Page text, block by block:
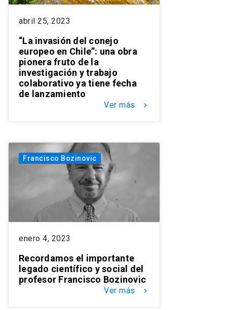
abril 25, 2023
“La invasión del conejo
europeo en Chile”: una obra
pionera fruto de la
investigación y trabajo
colaborativo ya tiene fecha
de lanzamiento
Ver más keyboard_arrow_right
Francisco Bozinovic
enero 4, 2023
Recordamos el importante
legado científico y social del
profesor Francisco Bozinovic
Ver más keyboard_arrow_right